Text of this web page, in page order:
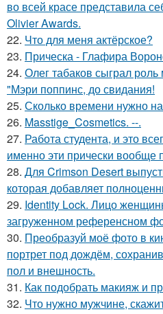
во всей красе представила
Olivier Awards.
22. Что для меня актёрское?
23. Прическа - Глафира
24. Олег табаков сыграл
"Мэри поппинс, до свидания!
25. Сколько времени нужно
26. Masstige_Cosmetics. --.
27. Работа студента, и это
именно эти прически вообще
28. Для Crimson Desert
которая добавляет
29. Identity Lock. Лицо
загруженном референсном
30. Преобразуй моё фото в
портрет под дождём,
пол и внешность.
31. Как подобрать макияж и
32. Что нужно мужчине,